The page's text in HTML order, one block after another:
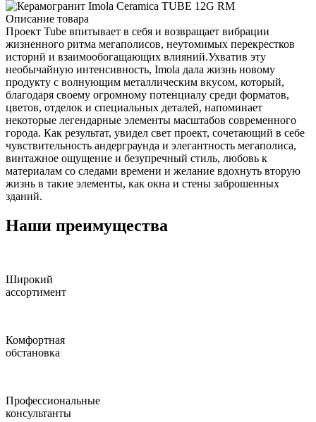
Описание товара
Проект Tube впитывает в себя и возвращает вибрации
жизненного ритма мегаполисов, неутомимых перекрестков
историй и взаимообогащающих влияний.Ухватив эту
необычайную интенсивность, Imola дала жизнь новому
продукту с волнующим металлическим вкусом, который,
благодаря своему огромному потенциалу среди форматов,
цветов, отделок и специальных деталей, напоминает
некоторые легендарные элементы масштабов современного
города. Как результат, увидел свет проект, сочетающий в себе
чувствительность андерграунда и элегантность мегаполиса,
винтажное ощущение и безупречный стиль, любовь к
материалам со следами времени и желание вдохнуть вторую
жизнь в такие элементы, как окна и стены заброшенных
зданий.
Наши преимущества
Широкий
ассортимент
Комфортная
обстановка
Профессиональные
консультанты